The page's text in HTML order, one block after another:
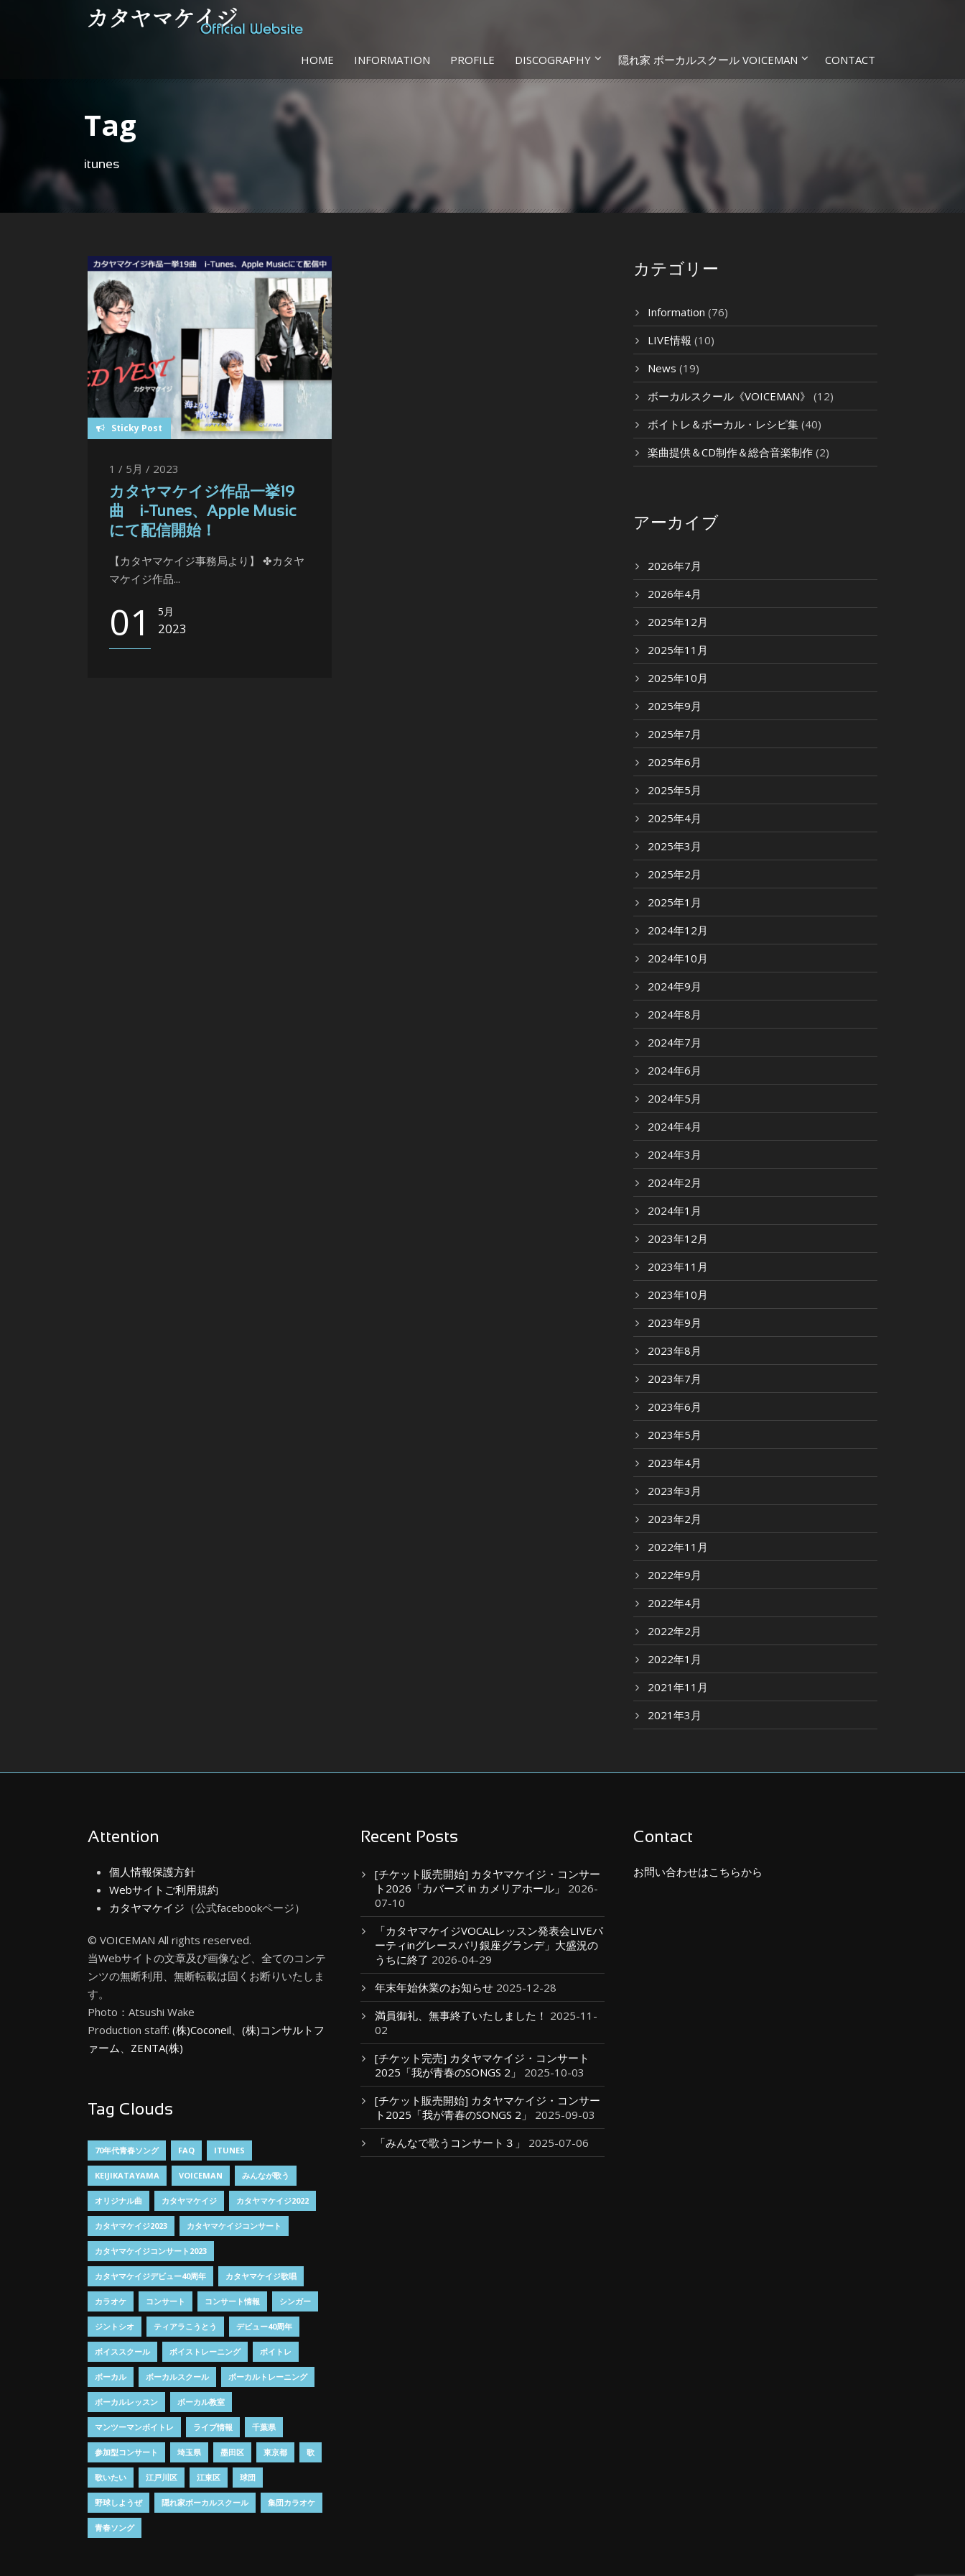
HOME INFORMATION PROFILE DISCOGRAPHY 隠れ家 ボーカルスクール VOICEMAN CONTACT
Tag
itunes
Sticky Post
1 / 5月 / 2023
カタヤマケイジ作品一挙19
曲 i-Tunes、Apple Music
にて配信開始！
【カタヤマケイジ事務局より】 ✤カタヤ
マケイジ作品...
01 5月
2023
カテゴリー
Information (76)
LIVE情報 (10)
News (19)
ボーカルスクール《VOICEMAN》 (12)
ボイトレ＆ボーカル・レシピ集 (40)
楽曲提供＆CD制作＆総合音楽制作 (2)
アーカイブ
2026年7月
2026年4月
2025年12月
2025年11月
2025年10月
2025年9月
2025年7月
2025年6月
2025年5月
2025年4月
2025年3月
2025年2月
2025年1月
2024年12月
2024年10月
2024年9月
2024年8月
2024年7月
2024年6月
2024年5月
2024年4月
2024年3月
2024年2月
2024年1月
2023年12月
2023年11月
2023年10月
2023年9月
2023年8月
2023年7月
2023年6月
2023年5月
2023年4月
2023年3月
2023年2月
2022年11月
2022年9月
2022年4月
2022年2月
2022年1月
2021年11月
2021年3月
Attention
個人情報保護方針
Webサイトご利用規約
カタヤマケイジ （公式facebookページ）
© VOICEMAN All rights reserved.
当Webサイトの文章及び画像など、全てのコンテ
ンツの無断利用、無断転載は固くお断りいたしま
す。
Photo：Atsushi Wake
Production staff: (株)Coconeil、 (株)コンサルトフ
ァーム、 ZENTA(株)
Tag Clouds
70年代青春ソング FAQ ITUNES
KEIJIKATAYAMA VOICEMAN みんなが歌う
オリジナル曲 カタヤマケイジ カタヤマケイジ2022
カタヤマケイジ2023 カタヤマケイジコンサート
カタヤマケイジコンサート2023
カタヤマケイジデビュー40周年 カタヤマケイジ歌唱
カラオケ コンサート コンサート情報 シンガー
ジントシオ ティアラこうとう デビュー40周年
ボイススクール ボイストレーニング ボイトレ
ボーカル ボーカルスクール ボーカルトレーニング
ボーカルレッスン ボーカル教室
マンツーマンボイトレ ライブ情報 千葉県
参加型コンサート 埼玉県 墨田区 東京都 歌
歌いたい 江戸川区 江東区 球団
野球しようぜ 隠れ家ボーカルスクール 集団カラオケ
青春ソング
Recent Posts
[チケット販売開始] カタヤマケイジ・コンサー
ト2026「カバーズ in カメリアホール」
2026-
07-10
「カタヤマケイジVOCALレッスン発表会LIVEパ
ーティinグレースバリ銀座グランデ」大盛況の
うちに終了 2026-04-29
年末年始休業のお知らせ 2025-12-28
満員御礼、無事終了いたしました！ 2025-11-
02
[チケット完売] カタヤマケイジ・コンサート
2025「我が青春のSONGS 2」
2025-10-03
[チケット販売開始] カタヤマケイジ・コンサー
ト2025「我が青春のSONGS 2」
2025-09-03
「みんなで歌うコンサート３」
2025-07-06
Contact
お問い合わせはこちらから